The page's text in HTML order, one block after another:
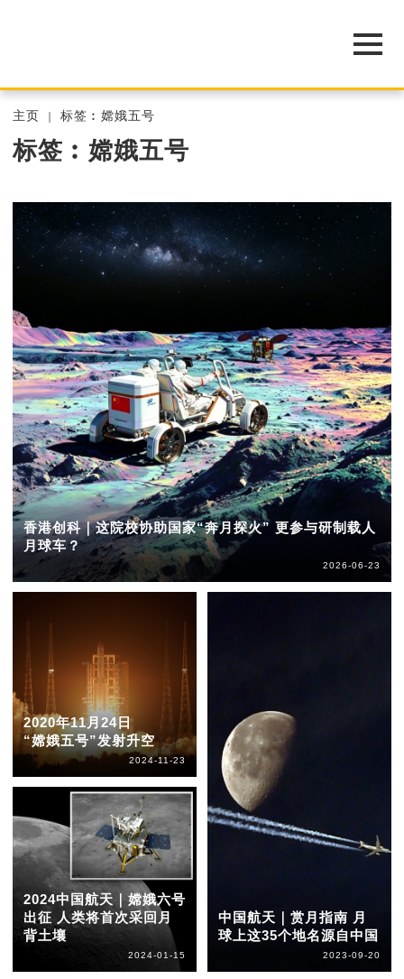
主页 标签︰嫦娥五号
标签︰嫦娥五号
香港创科｜这院校协助国家“奔月探火” 更参与研制载人
月球车？
2026-06-23
2020年11月24日
“嫦娥五号”发射升空
2024-11-23
2024中国航天｜嫦娥六号
出征 人类将首次采回月
背土壤
2024-01-15
中国航天｜赏月指南 月
球上这35个地名源自中国
2023-09-20